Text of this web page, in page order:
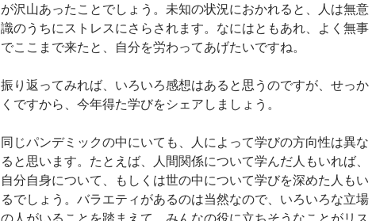
が沢山あったことでしょう。未知の状況におかれると、人は無意
識のうちにストレスにさらされます。なにはともあれ、よく無事
でここまで来たと、自分を労わってあげたいですね。
振り返ってみれば、いろいろ感想はあると思うのですが、せっか
くですから、今年得た学びをシェアしましょう。
同じパンデミックの中にいても、人によって学びの方向性は異な
ると思います。たとえば、人間関係について学んだ人もいれば、
自分自身について、もしくは世の中について学びを深めた人もい
るでしょう。バラエティがあるのは当然なので、いろいろな立場
の人がいることを踏まえて、みんなの役に立ちそうなことがリス